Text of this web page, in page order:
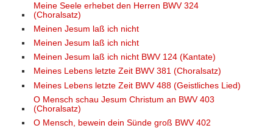
Meine Seele erhebet den Herren BWV 324
(Choralsatz)
Meinen Jesum laß ich nicht
Meinen Jesum laß ich nicht
Meinen Jesum laß ich nicht BWV 124 (Kantate)
Meines Lebens letzte Zeit BWV 381 (Choralsatz)
Meines Lebens letzte Zeit BWV 488 (Geistliches Lied)
O Mensch schau Jesum Christum an BWV 403
(Choralsatz)
O Mensch, bewein dein Sünde groß BWV 402